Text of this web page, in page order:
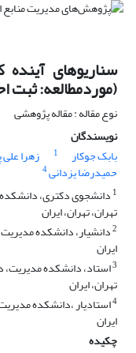
سناریوهای
(موردمطالعه: ثبت
نوع مقاله : مقاله پژوهشی
نویسندگان
بابک جوکار
1 زهرا
حمیدرضا یزدانی4
1 دانشجوی دکتری،
تهران، تهران، ایران
2دانشیار، دانشکده مدیریت
ایران
3استاد، دانشکده مدیریت،
تهران، ایران
4استادیار ،دانشکده
ایران
چکیده